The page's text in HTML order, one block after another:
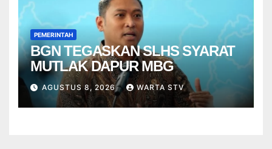
PEMERINTAH
BGN TEGASKAN SLHS SYARAT
MUTLAK DAPUR MBG
AGUSTUS 8, 2026 WARTA STV